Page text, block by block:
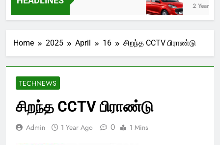
2 Years Ago
Home 2025 April 16 சிறந்த CCTV பிராண்டு
TECHNEWS
சிறந்த CCTV பிராண்டு
Admin 1 Year Ago 0 1 Mins